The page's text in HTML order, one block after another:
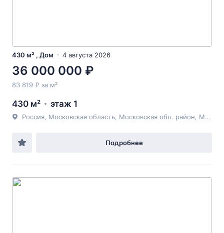
430 м² , Дом 4 августа 2026
36 000 000 ₽
83 819 ₽ за м²
430 м² этаж 1
Россия, Московская область, Московская обл. район, Московская обл., г. Подольск, Московская обл., г. Подольск, СНТ 34 з-да Стройматериалов, , 41, к 3
Подробнее